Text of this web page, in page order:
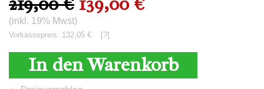
(inkl. 19% Mwst)
Vorkassepreis: 132,05 € [?]
In den Warenkorb